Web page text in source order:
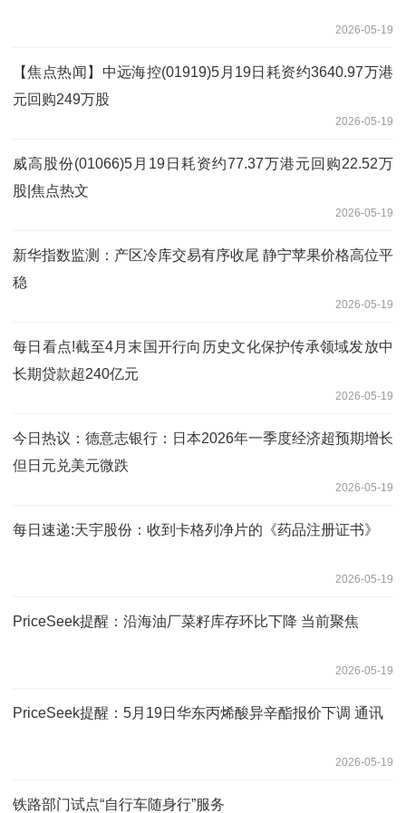
2026-05-19
【焦点热闻】中远海控(01919)5月19日耗资约3640.97万港
元回购249万股
2026-05-19
威高股份(01066)5月19日耗资约77.37万港元回购22.52万
股|焦点热文
2026-05-19
新华指数监测：产区冷库交易有序收尾 静宁苹果价格高位平
稳
2026-05-19
每日看点!截至4月末国开行向历史文化保护传承领域发放中
长期贷款超240亿元
2026-05-19
今日热议：德意志银行：日本2026年一季度经济超预期增长
但日元兑美元微跌
2026-05-19
每日速递:天宇股份：收到卡格列净片的《药品注册证书》
2026-05-19
PriceSeek提醒：沿海油厂菜籽库存环比下降 当前聚焦
2026-05-19
PriceSeek提醒：5月19日华东丙烯酸异辛酯报价下调 通讯
2026-05-19
铁路部门试点“自行车随身行”服务